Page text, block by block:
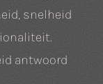
snelheid
antwoord